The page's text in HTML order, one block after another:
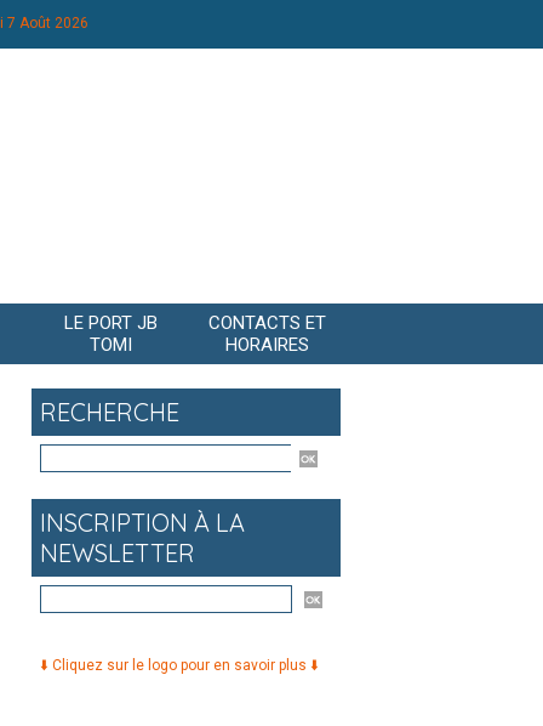
7 Août 2026
LE PORT JB
TOMI
CONTACTS ET
HORAIRES
RECHERCHE
INSCRIPTION À LA
NEWSLETTER
⬇️ Cliquez sur le logo pour en savoir plus ⬇️